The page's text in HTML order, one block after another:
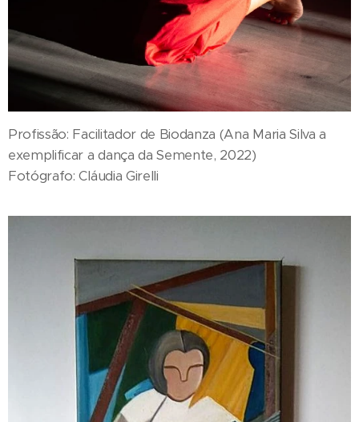
Profissão: Facilitador de Biodanza (Ana Maria Silva a
exemplificar a dança da Semente, 2022)
Fotógrafo: Cláudia Girelli